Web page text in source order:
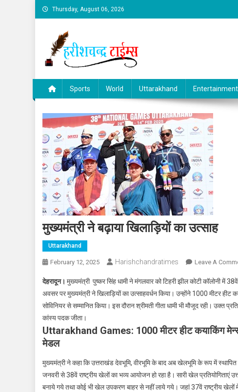
Skip
to
Thursday, August 06, 2026
Sports World Uttarakhand Entertainment
मुख्यमंत्री ने बढ़ाया खिलाड़ियों का उत्साह
Uttarakhand
February 12, 2025 Harishchandratimes Leave A
देहरादून। मुख्यमंत्री पुष्कर सिंह धामी ने मंगलवार को टिहरी झील कोटी कॉलोनी में
अवसर पर मुख्यमंत्री ने खिलाड़ियों का उत्साहवर्धन किया। उन्होंने 1000 मीटर
सोविनियर से सम्मानित किया। इस दौरान श्रीमती गीता धामी भी मौजूद रही। उक्त
कांस्य पदक जीता।
Uttarakhand Games: 1000 मीटर हीट कयाकिंग मेन्स
मेडल
मुख्यमंत्री ने कहा कि उत्तराखंड देवभूमि, वीरभूमि के बाद अब खेलभूमि के रूप में
जनवरी से 38वें राष्ट्रीय खेलों का भव्य आयोजन हो रहा है। सारी खेल
बनाये गये तथा कोई भी खेल उपकरण बाहर से नहीं लाये गये। जहां 37वें राष्ट्रीय खेलों